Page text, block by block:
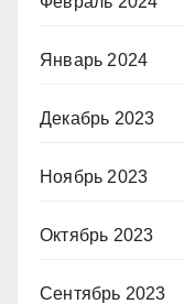
Январь 2024
Декабрь 2023
Ноябрь 2023
Октябрь 2023
Сентябрь 2023